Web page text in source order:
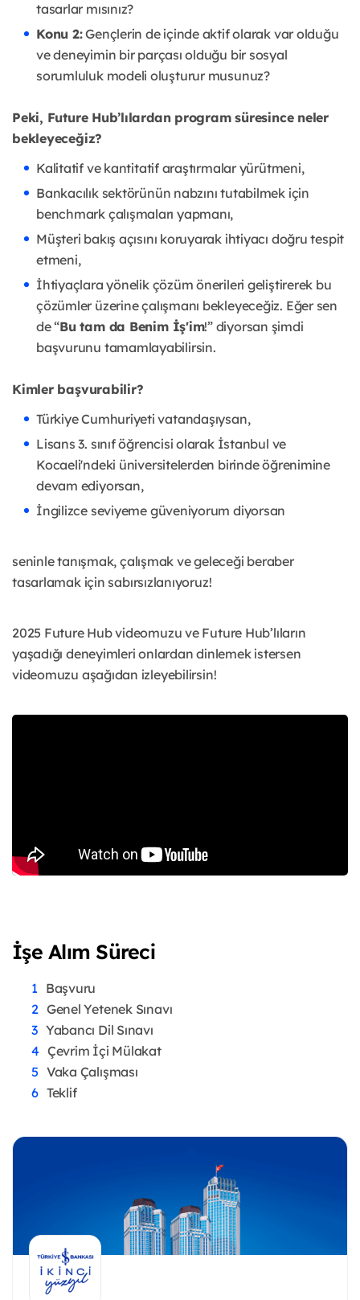
tasarlar mısınız?
Konu 2:Gençlerin de içinde aktif olarak var olduğu
ve deneyimin bir parçası olduğu bir sosyal
sorumluluk modeli oluşturur musunuz?
Peki, Future Hub’lılardan program süresince neler
bekleyeceğiz?
Kalitatif ve kantitatif araştırmalar yürütmeni,
Bankacılık sektörünün nabzını tutabilmek için
benchmark çalışmaları yapmanı,
Müşteri bakış açısını koruyarak ihtiyacı doğru tespit
etmeni,
İhtiyaçlara yönelik çözüm önerileri geliştirerek bu
çözümler üzerine çalışmanı bekleyeceğiz. Eğer sen
de “Bu tam da Benim İş'im!” diyorsan şimdi
başvurunu tamamlayabilirsin.
Kimler başvurabilir?
Türkiye Cumhuriyeti vatandaşıysan,
Lisans 3. sınıf öğrencisi olarak İstanbul ve
Kocaeli'ndeki üniversitelerden birinde öğrenimine
devam ediyorsan,
İngilizce seviyeme güveniyorum diyorsan
seninle tanışmak, çalışmak ve geleceği beraber
tasarlamak için sabırsızlanıyoruz!
2025 Future Hub videomuzu ve Future Hub’lıların
yaşadığı deneyimleri onlardan dinlemek istersen
videomuzu aşağıdan izleyebilirsin!
İşe Alım Süreci
Başvuru
Genel Yetenek Sınavı
Yabancı Dil Sınavı
Çevrim İçi Mülakat
Vaka Çalışması
Teklif